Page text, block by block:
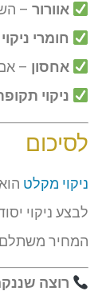
אוורור –
חומרי ניקוי
אחסון –
ניקוי
לסיכום
ניקוי מקלט
לבצע ניקוי
המחיר
רוצה